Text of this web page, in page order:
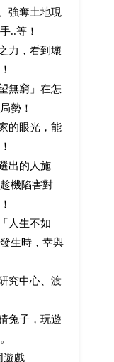
強奪土地現
..等！
力，看到壞
無窮」在怎
勢！
的眼光，能
出的人施
機陷害對
人生不如
生時，幸與
究中心、渡
兔子，玩遊
遊戲